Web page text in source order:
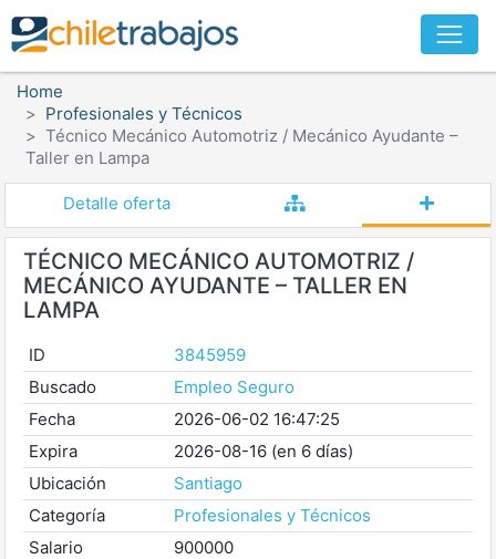
Home
Profesionales y Técnicos
Técnico Mecánico Automotriz / Mecánico Ayudante –
Taller en Lampa
Detalle oferta
TÉCNICO MECÁNICO AUTOMOTRIZ /
MECÁNICO AYUDANTE – TALLER EN
LAMPA
ID
3845959
Buscado
Empleo Seguro
Fecha
2026-06-02 16:47:25
Expira
2026-08-16 (en 6 días)
Ubicación
Santiago
Categoría
Profesionales y Técnicos
Salario
900000